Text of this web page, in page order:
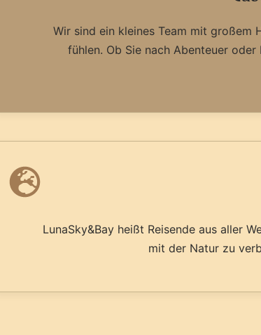
Wir sind ein kleines Team mit großem
fühlen. Ob Sie nach Abenteuer
LunaSky&Bay heißt Reisende aus aller
mit der Natur zu